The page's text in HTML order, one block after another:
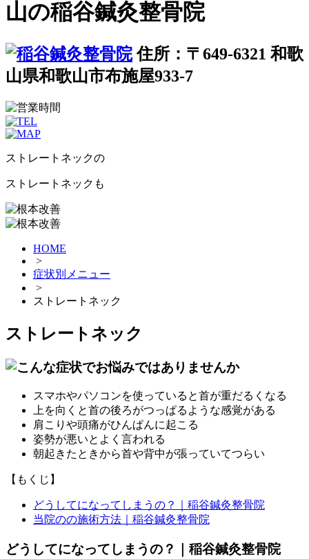
山の稲谷鍼灸整骨院
住所：〒649-6321 和歌
山県和歌山市布施屋933-7
ストレートネックの
ストレートネック も
HOME
>
症状別メニュー
>
ストレートネック
ストレートネック
スマホやパソコンを使っていると首が重だるくなる
上を向くと首の後ろがつっぱるような感覚がある
肩こりや頭痛がひんぱんに起こる
姿勢が悪いとよく言われる
朝起きたときから首や背中が張っていてつらい
【もくじ】
どうしてになってしまうの？｜稲谷鍼灸整骨院
当院のの施術方法｜稲谷鍼灸整骨院
どうしてになってしまうの？｜稲谷鍼灸整骨院